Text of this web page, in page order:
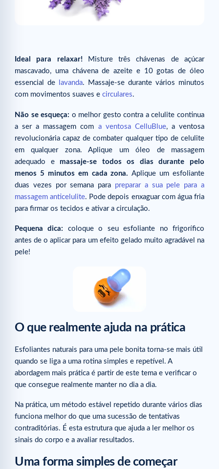
Ideal para relaxar!Misture três chávenas de açúcar
mascavado, uma chávena de azeite e 10 gotas de óleo
essencial de
lavanda. Massaje-se durante vários minutos
com movimentos suaves e circulares.
Não se esqueça: o melhor gesto contra a celulite continua
a ser a massagem com a ventosa CelluBlue, a ventosa
revolucionária capaz de combater qualquer tipo de celulite
em qualquer zona. Aplique um óleo de massagem
adequado e massaje-se todos os dias durante pelo
menos 5 minutos em cada zona.Aplique um esfoliante
duas vezes por semana para preparar a sua pele para a
massagem anticelulite. Pode depois enxaguar com água fria
para firmar os tecidos e ativar a circulação.
Pequena dica: coloque o seu esfoliante no frigorífico
antes de o aplicar para um efeito gelado muito agradável na
pele!
O que realmente ajuda na prática
Esfoliantes naturais para uma pele bonita torna-se mais útil
quando se liga a uma rotina simples e repetível. A
abordagem mais prática é partir de este tema e verificar o
que consegue realmente manter no dia a dia.
Na prática, um método estável repetido durante vários dias
funciona melhor do que uma sucessão de tentativas
contraditórias. É esta estrutura que ajuda a ler melhor os
sinais do corpo e a avaliar resultados.
Uma forma simples de começar